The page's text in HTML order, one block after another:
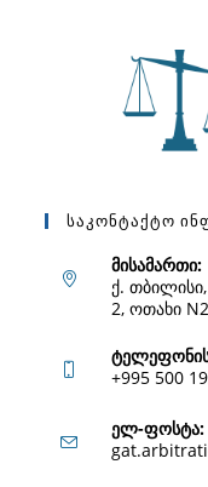
Საკონტაქტო
მისამართი:
ქ.
2, ოთახი
+995 500
in
ელ-ფოსტა: